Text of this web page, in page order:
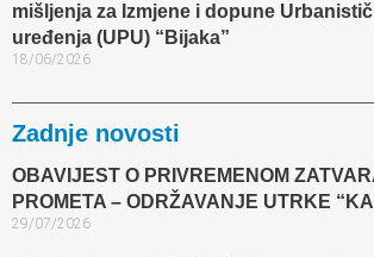
mišljenja za Izmjene i dopune
uređenja (UPU) “Bijaka”
18/06/2026
Zadnje novosti
OBAVIJEST O PRIVREMENOM
PROMETA – ODRŽAVANJE UTRKE
29/07/2026